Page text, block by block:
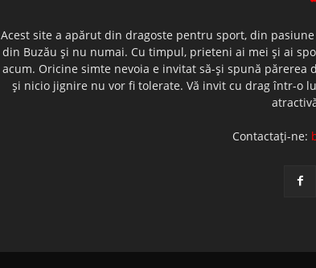
Acest site a apărut din dragoste pentru sport, din
din Buzău şi nu numai. Cu timpul, prieteni ai mei şi ai
acum. Oricine simte nevoia e invitat să-şi spună
şi nicio jignire nu vor fi tolerate. Vă invit cu drag într-o
Contactați-ne: